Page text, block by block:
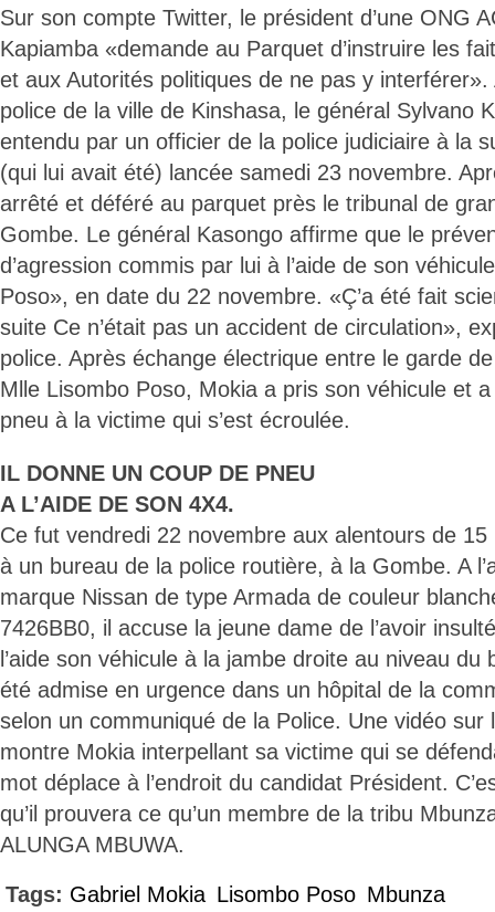
Sur son compte Twitter, le président d’une ONG
Kapiamba «demande au Parquet d’instruire les
et aux Autorités politiques de ne pas y
police de la ville de Kinshasa, le général Sylvano
entendu par un officier de la police judiciaire à la
(qui lui avait été) lancée samedi 23 novembre.
arrêté et déféré au parquet près le tribunal de
Gombe. Le général Kasongo affirme que le
d’agression commis par lui à l’aide de son
Poso», en date du 22 novembre. «Ç’a été fait
suite Ce n’était pas un accident de circulation»,
police. Après échange électrique entre le garde
Mlle Lisombo Poso, Mokia a pris son véhicule et
pneu à la victime qui s’est écroulée.
IL DONNE UN COUP DE PNEU
A L’AIDE DE SON 4X4.
Ce fut vendredi 22 novembre aux alentours de
à un bureau de la police routière, à la Gombe. A
marque Nissan de type Armada de couleur
7426BB0, il accuse la jeune dame de l’avoir
l’aide son véhicule à la jambe droite au niveau du
été admise en urgence dans un hôpital de la
selon un communiqué de la Police. Une vidéo sur
montre Mokia interpellant sa victime qui se
mot déplace à l’endroit du candidat Président.
qu’il prouvera ce qu’un membre de la tribu
ALUNGA MBUWA.
Tags: Gabriel Mokia Lisombo Poso Mbunza